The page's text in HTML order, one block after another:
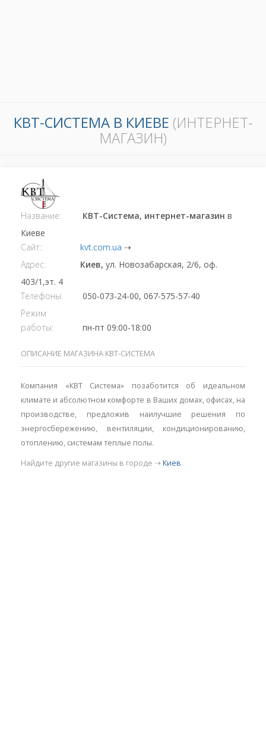
КВТ-СИСТЕМА В КИЕВЕ (ИНТЕРНЕТ-
МАГАЗИН)
Название: КВТ-Система, интернет-магазин в
Киеве
Сайт:
kvt.com.ua ⇢
Адрес:
Киев, ул. Новозабарская, 2/6, оф.
403/1,эт. 4
Телефоны:
050-073-24-00, 067-575-57-40
Режим
работы:
пн-пт 09:00-18:00
ОПИСАНИЕ МАГАЗИНА КВТ-СИСТЕМА
Компания «КВТ Система» позаботится об идеальном
климате и абсолютном комфорте в Ваших домах, офисах, на
производстве, предложив наилучшие решения по
энергосбережению, вентиляции, кондиционированию,
отоплению, системам теплые полы.
Найдите другие магазины в городе ⇢ Киев